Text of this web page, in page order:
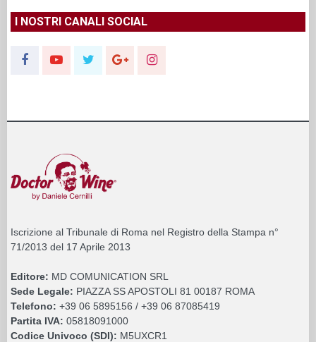
I NOSTRI CANALI SOCIAL
Iscrizione al Tribunale di Roma nel Registro della Stampa n°
71/2013 del 17 Aprile 2013
Editore: MD COMUNICATION SRL
Sede Legale: PIAZZA SS APOSTOLI 81 00187 ROMA
Telefono: +39 06 5895156 / +39 06 87085419
Partita IVA: 05818091000
Codice Univoco (SDI): M5UXCR1